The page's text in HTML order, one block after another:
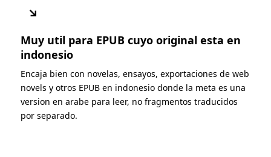
↘
Muy util para EPUB cuyo original esta en
indonesio
Encaja bien con novelas, ensayos, exportaciones de web
novels y otros EPUB en indonesio donde la meta es una
version en arabe para leer, no fragmentos traducidos
por separado.